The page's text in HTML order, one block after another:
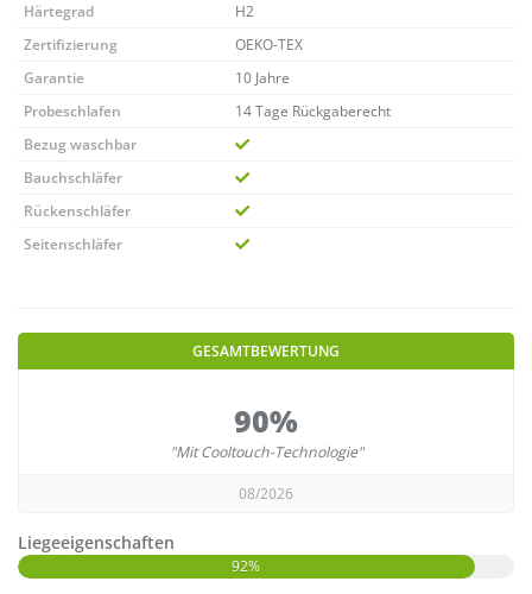
Härtegrad
H2
Zertifizierung
OEKO-TEX
Garantie
10 Jahre
Probeschlafen
14 Tage Rückgaberecht
Bezug waschbar
Bauchschläfer
Rückenschläfer
Seitenschläfer
GESAMTBEWERTUNG
90%
"Mit Cooltouch-Technologie"
08/2026
Liegeeigenschaften
92%